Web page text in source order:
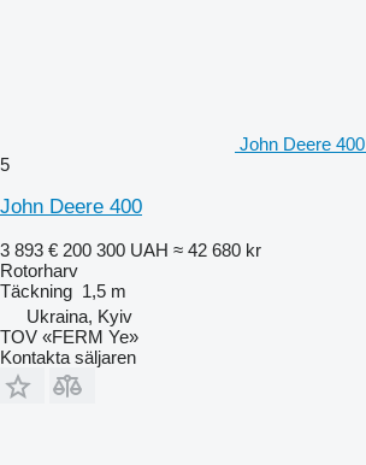
John Deere
5
John Deere 400
3 893 € 200 300 UAH ≈ 42 680 kr
Rotorharv
Täckning 1,5 m
Ukraina, Kyiv
TOV «FERM Ye»
Kontakta säljaren